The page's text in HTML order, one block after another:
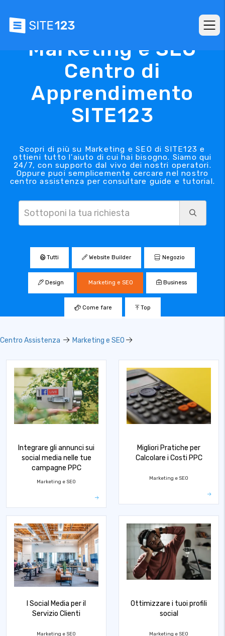
Marketing e SEO
Centro di
Apprendimento
SITE123
Scopri di più su Marketing e SEO di SITE123 e
ottieni tutto l'aiuto di cui hai bisogno. Siamo qui
24/7, con supporto dal vivo dei nostri operatori.
Oppure puoi semplicemente cercare nel nostro
centro assistenza per consultare guide e tutorial.
Tutti Website Builder Negozio
Design Marketing e SEO Business
Come fare Top
Centro Assistenza Marketing e SEO
Integrare gli annunci sui
social media nelle tue
campagne PPC
Marketing e SEO
Migliori Pratiche per
Calcolare i Costi PPC
Marketing e SEO
I Social Media per il
Servizio Clienti
Marketing e SEO
Ottimizzare i tuoi profili
social
Marketing e SEO